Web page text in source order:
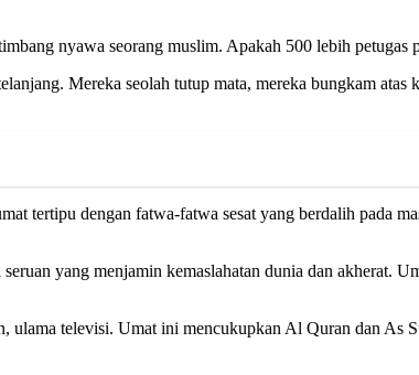
nyawa seorang muslim. Apakah 500 lebih
Mereka seolah tutup mata, mereka bungkam
tertipu dengan fatwa-fatwa sesat yang berdalih pada
yang menjamin kemaslahatan dunia dan akherat.
ulama televisi. Umat ini mencukupkan Al Quran dan As